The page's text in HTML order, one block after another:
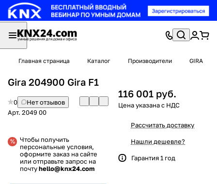
Главная страница Каталог Производители GIRA
Gira 204900 Gira F1
0
Нет отзывов
Арт. 2049 00
Чтобы получить
персональные условия,
оформите заказ на сайте
или отправьте запрос на
почтуhello@knx24.com
116 001 руб.
Рассчитать доставку
Нашли дешевле?
Гарантия 1 год